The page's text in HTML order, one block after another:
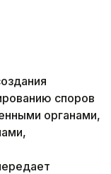
споров
органами,